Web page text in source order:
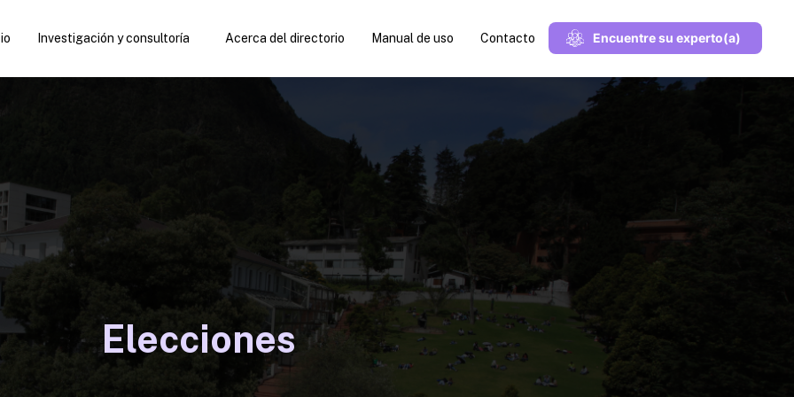
Investigación y consultoría Acerca del directorio Manual de uso Contacto Encuentre su experto(a)
Elecciones